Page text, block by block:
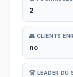
2
👥 CLIENTS
nc
🏆 LEADER DU